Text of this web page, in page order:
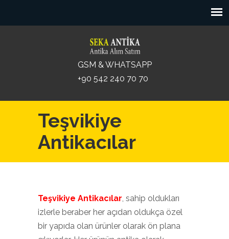
GSM & WHATSAPP
+90 542 240 70 70
Teşvikiye
Antikacılar
Teşvikiye Antikacılar, sahip oldukları
izlerle beraber her açıdan oldukça özel
bir yapıda olan ürünler olarak ön plana